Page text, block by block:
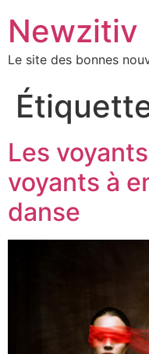
Newzitiv
Le site des bonnes
Les
voyants à
danse